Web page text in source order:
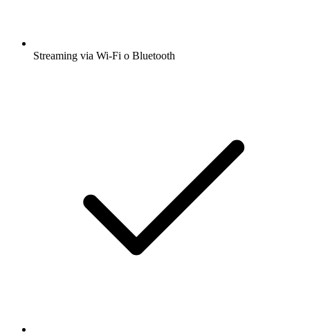
Streaming via Wi-Fi o Bluetooth